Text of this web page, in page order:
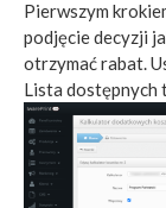
Pierwszym
podjęcie decyzji
otrzymać rabat.
Lista dostępnych